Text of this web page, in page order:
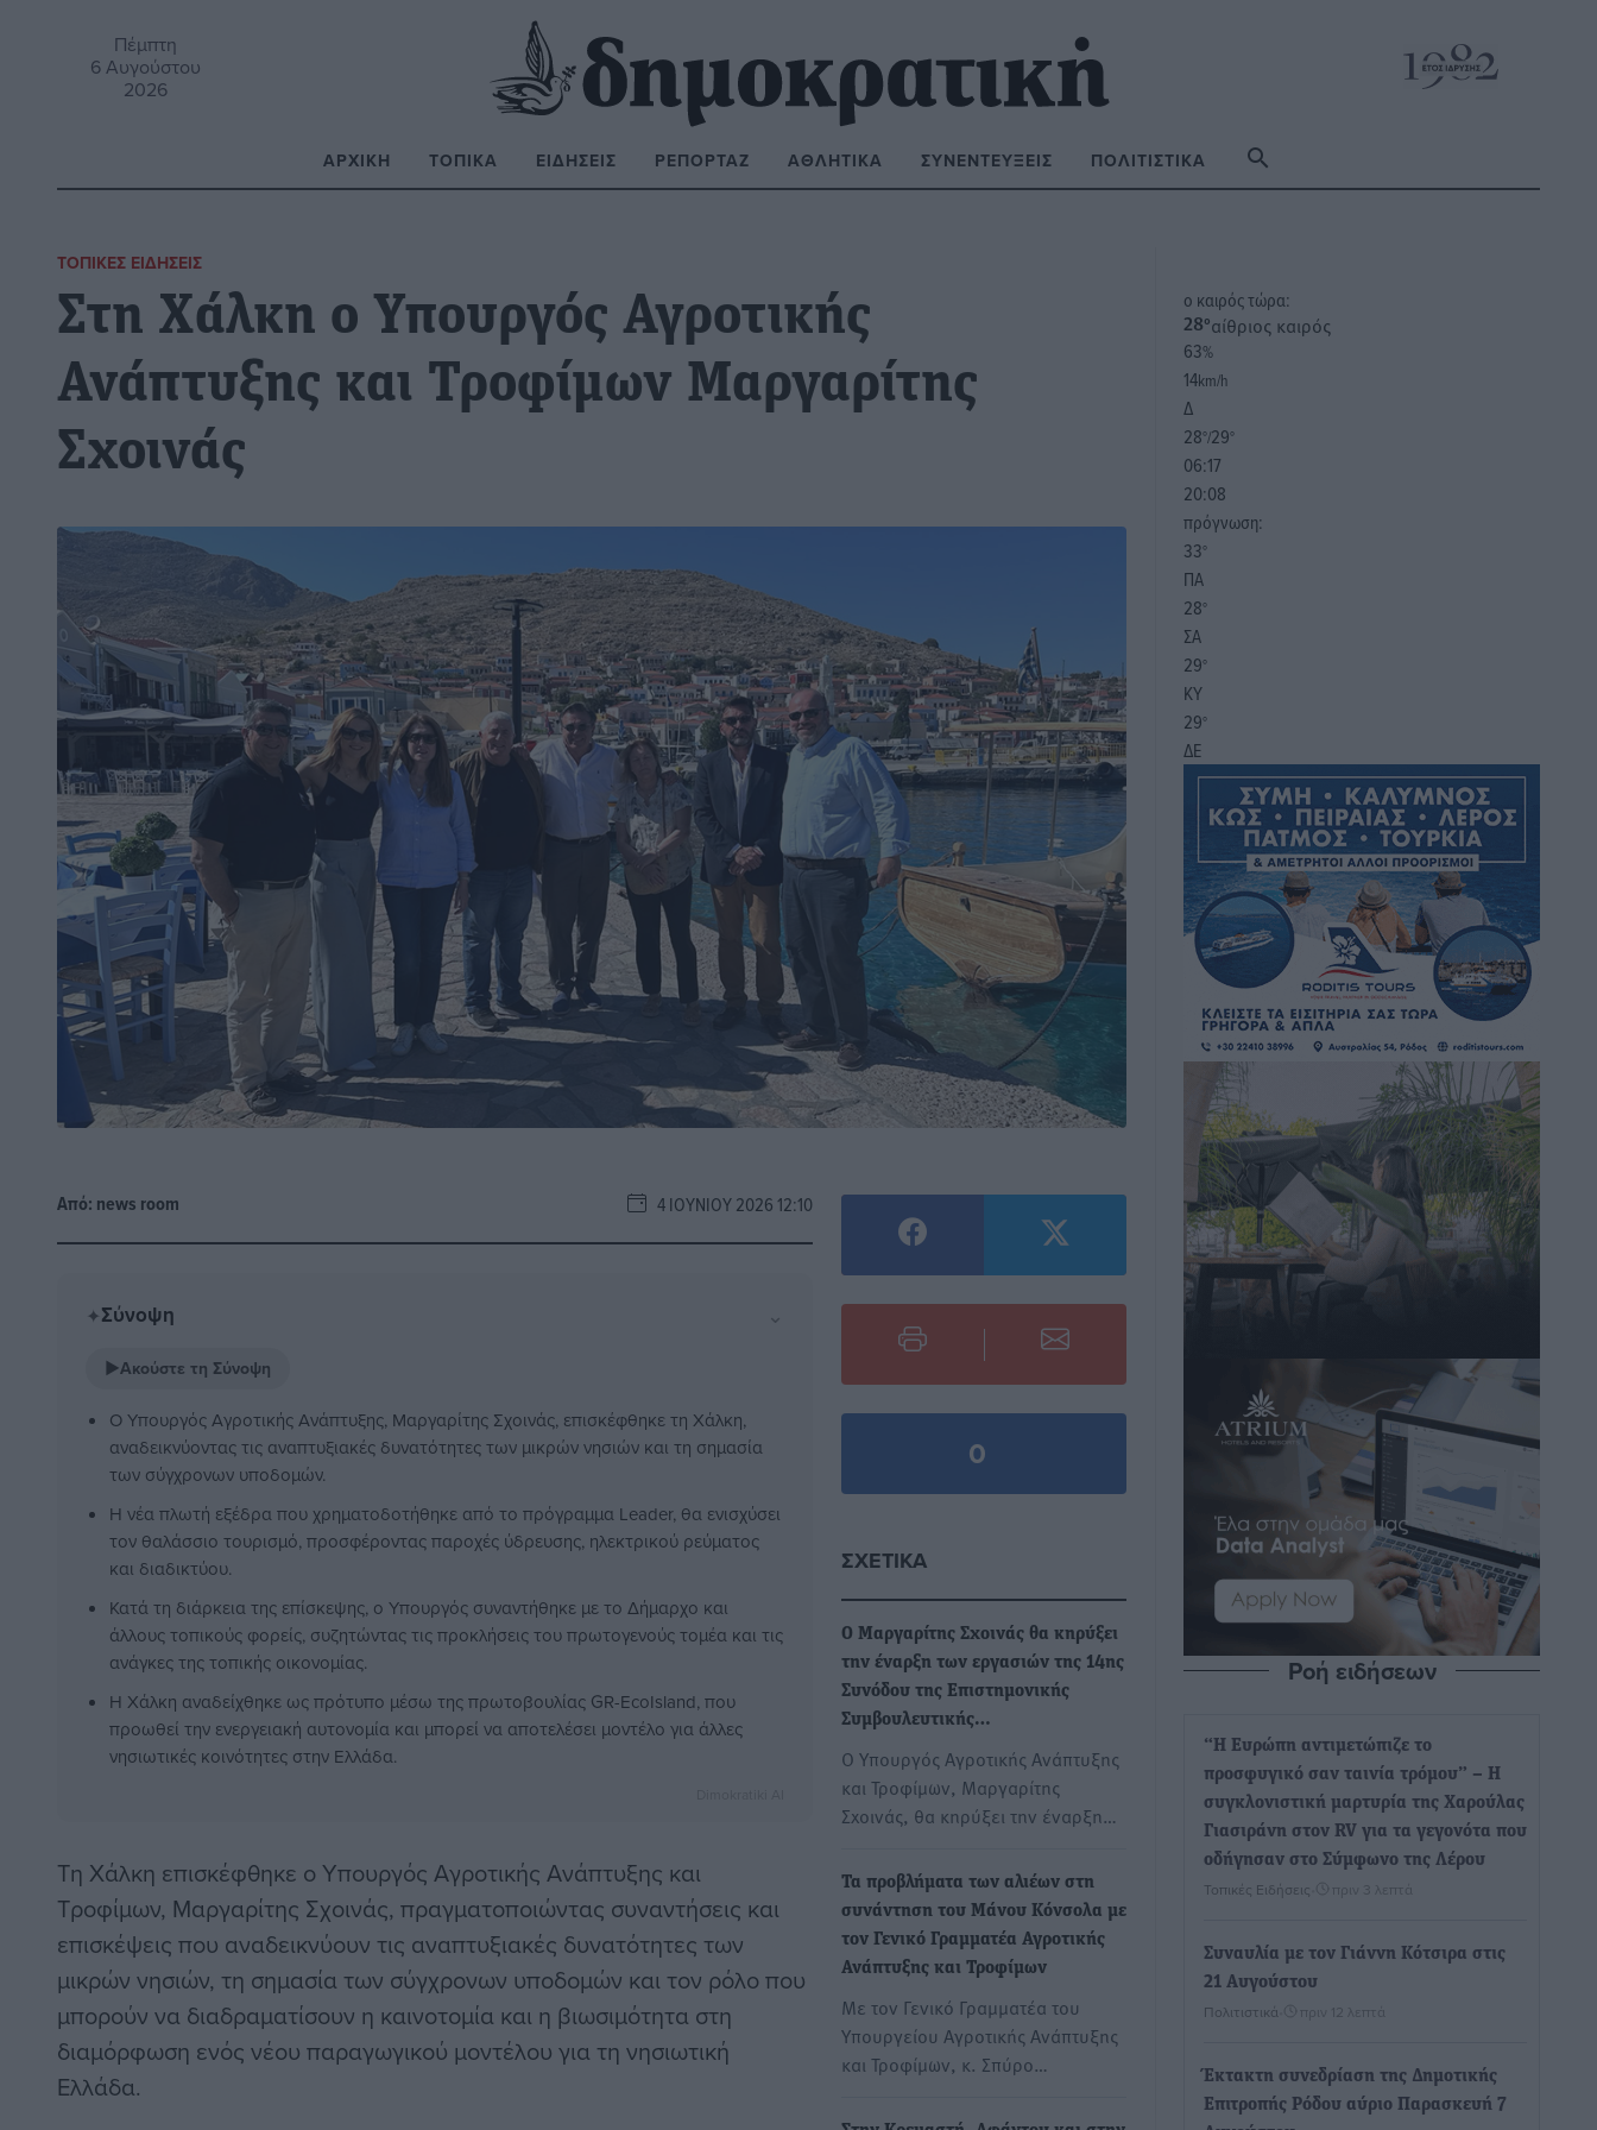
Πέμπτη
6 Αυγούστου
2026
ΑΡΧΙΚΉ ΤΟΠΙΚΆ ΕΙΔΉΣΕΙΣ ΡΕΠΟΡΤΆΖ ΑΘΛΗΤΙΚΆ ΣΥΝΕΝΤΕΎΞΕΙΣ ΠΟΛΙΤΙΣΤΙΚΆ
ΤΟΠΙΚΈΣ ΕΙΔΉΣΕΙΣ
Στη Χάλκη ο Υπουργός Αγροτικής
Ανάπτυξης και Τροφίμων Μαργαρίτης
Σχοινάς
Από: news room 4 ΙΟΥΝΊΟΥ 2026 12:10
✦Σύνοψη ⌄
▶Ακούστε τη Σύνοψη
Ο Υπουργός Αγροτικής Ανάπτυξης, Μαργαρίτης Σχοινάς, επισκέφθηκε τη Χάλκη,
αναδεικνύοντας τις αναπτυξιακές δυνατότητες των μικρών νησιών και τη σημασία
των σύγχρονων υποδομών.
Η νέα πλωτή εξέδρα που χρηματοδοτήθηκε από το πρόγραμμα Leader, θα ενισχύσει
τον θαλάσσιο τουρισμό, προσφέροντας παροχές ύδρευσης, ηλεκτρικού ρεύματος
και διαδικτύου.
Κατά τη διάρκεια της επίσκεψης, ο Υπουργός συναντήθηκε με το Δήμαρχο και
άλλους τοπικούς φορείς, συζητώντας τις προκλήσεις του πρωτογενούς τομέα και τις
ανάγκες της τοπικής οικονομίας.
Η Χάλκη αναδείχθηκε ως πρότυπο μέσω της πρωτοβουλίας GR-EcoIsland, που
προωθεί την ενεργειακή αυτονομία και μπορεί να αποτελέσει μοντέλο για άλλες
νησιωτικές κοινότητες στην Ελλάδα.
Τη Χάλκη επισκέφθηκε ο Υπουργός Αγροτικής Ανάπτυξης και
Τροφίμων, Μαργαρίτης Σχοινάς, πραγματοποιώντας συναντήσεις και
επισκέψεις που αναδεικνύουν τις αναπτυξιακές δυνατότητες των
μικρών νησιών, τη σημασία των σύγχρονων υποδομών και τον ρόλο που
μπορούν να διαδραματίσουν η καινοτομία και η βιωσιμότητα στη
διαμόρφωση ενός νέου παραγωγικού μοντέλου για τη νησιωτική
Ελλάδα.
0
ΣΧΕΤΙΚΆ
Ο Μαργαρίτης Σχοινάς θα κηρύξει
την έναρξη των εργασιών της 14ης
Συνόδου της Επιστημονικής
Συμβουλευτικής…
Ο Υπουργός Αγροτικής Ανάπτυξης
και Τροφίμων, Μαργαρίτης
Σχοινάς, θα κηρύξει την έναρξη…
Τα προβλήματα των αλιέων στη
συνάντηση του Μάνου Κόνσολα με
τον Γενικό Γραμματέα Αγροτικής
Ανάπτυξης και Τροφίμων
Με τον Γενικό Γραμματέα του
Υπουργείου Αγροτικής Ανάπτυξης
και Τροφίμων, κ. Σπύρο…
o καιρός τώρα:
28°αίθριος καιρός
63%
14km/h
Δ
28°/29°
06:17
20:08
πρόγνωση:
33°
ΠΑ
28°
ΣΑ
29°
ΚΥ
29°
ΔΕ
Ροή ειδήσεων
“Η Ευρώπη αντιμετώπιζε το
προσφυγικό σαν ταινία τρόμου” – Η
συγκλονιστική μαρτυρία της Χαρούλας
Γιασιράνη στον RV για τα γεγονότα που
οδήγησαν στο Σύμφωνο της Λέρου
Τοπικές Ειδήσεις πριν 3 λεπτά
Συναυλία με τον Γιάννη Κότσιρα στις
21 Αυγούστου
Πολιτιστικά πριν 12 λεπτά
Έκτακτη συνεδρίαση της Δημοτικής
Επιτροπής Ρόδου αύριο Παρασκευή 7